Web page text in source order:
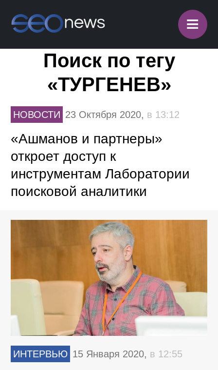
≡
Поиск по тегу
«ТУРГЕНЕВ»
НОВОСТИ 23 Октября 2020, в 13:12
«Ашманов и партнеры»
откроет доступ к
инструментам Лаборатории
поисковой аналитики
ИНТЕРВЬЮ 15 Января 2020, в 12:55